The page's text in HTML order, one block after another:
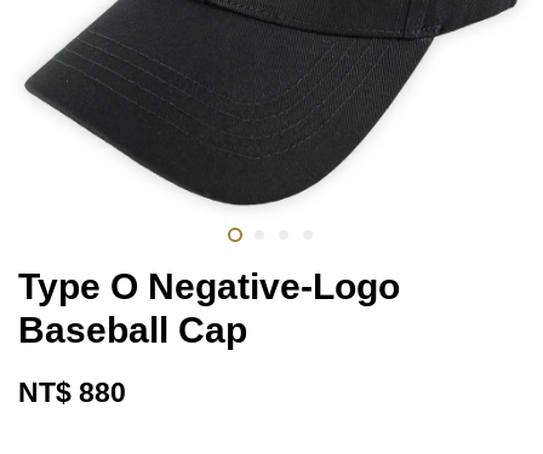
Type O Negative-Logo
Baseball Cap
NT$ 880